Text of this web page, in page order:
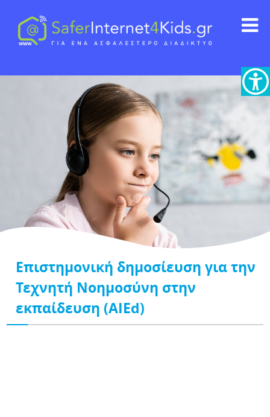
Επιστημονική δημοσίευση για την
Τεχνητή Νoημοσύνη στην
εκπαίδευση (AIEd)